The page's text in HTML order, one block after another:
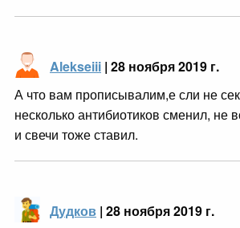
Alekseiii | 28 ноября 2019 г.
А что вам прописывалим,е сли не
несколько антибиотиков сменил, не
и свечи тоже ставил.
Дудков | 28 ноября 2019 г.